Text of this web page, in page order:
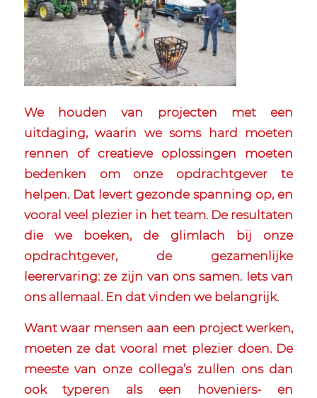
We houden van projecten met een
uitdaging, waarin we soms hard moeten
rennen of creatieve oplossingen moeten
bedenken om onze opdrachtgever te
helpen. Dat levert gezonde spanning op, en
vooral veel plezier in het team. De resultaten
die we boeken, de glimlach bij onze
opdrachtgever, de gezamenlijke
leerervaring: ze zijn van ons samen. Iets van
ons allemaal. En dat vinden we belangrijk.
Want waar mensen aan een project werken,
moeten ze dat vooral met plezier doen. De
meeste van onze collega’s zullen ons dan
ook typeren als een hoveniers- en